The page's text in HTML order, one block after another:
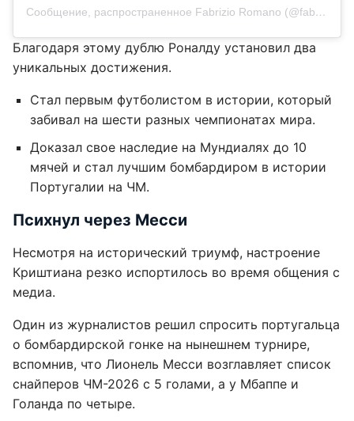
Сообщение, распространенное Fabrizio Romano (@fabriziorom)
Благодаря этому дублю Роналду установил два
уникальных достижения.
Стал первым футболистом в истории, который
забивал на шести разных чемпионатах мира.
Доказал свое наследие на Мундиалях до 10
мячей и стал лучшим бомбардиром в истории
Португалии на ЧМ.
Психнул через Месси
Несмотря на исторический триумф, настроение
Криштиана резко испортилось во время общения с
медиа.
Один из журналистов решил спросить португальца
о бомбардирской гонке на нынешнем турнире,
вспомнив, что Лионель Месси возглавляет список
снайперов ЧМ-2026 с 5 голами, а у Мбаппе и
Голанда по четыре.